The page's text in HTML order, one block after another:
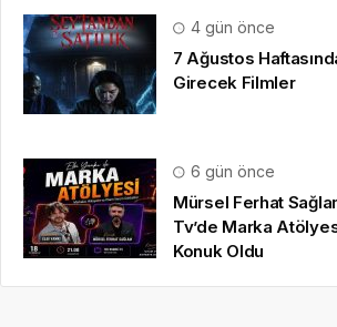
4 gün önce
7 Ağustos
Girecek Filmler
6 gün önce
Mürsel Ferhat
Tv’de Marka
Konuk Oldu